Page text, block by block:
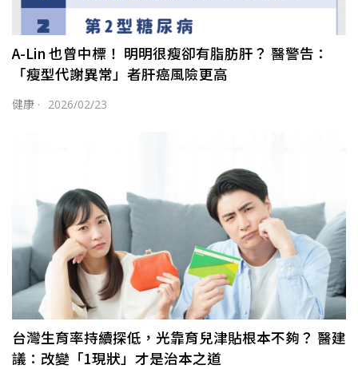
A-Lin 也曾中標！ 明明很瘦卻有脂肪肝？ 醫警告：
「瘦型代謝異常」者肝癌風險更高
健康 · 2026/02/23
台灣生育率持續探低，光靠育兒津貼根本不夠？ 醫建
議：改變「1現狀」才是治本之道